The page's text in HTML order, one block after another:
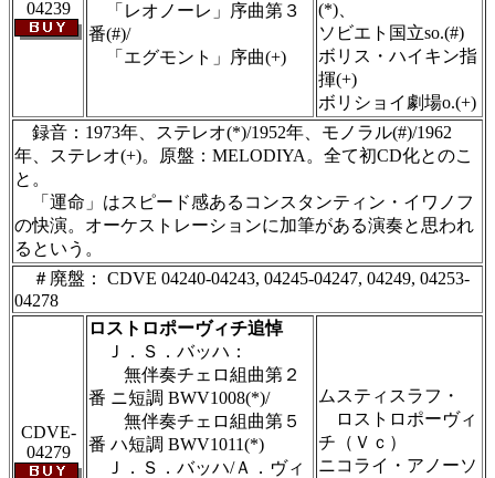
04239
「レオノーレ」序曲第３
番(#)/
「エグモント」序曲(+)
(*)、
ソビエト国立so.(#)
ボリス・ハイキン指
揮(+)
ボリショイ劇場o.(+)
録音：1973年、ステレオ(*)/1952年、モノラル(#)/1962
年、ステレオ(+)。原盤：MELODIYA。全て初CD化とのこ
と。
「運命」はスピード感あるコンスタンティン・イワノフ
の快演。オーケストレーションに加筆がある演奏と思われ
るという。
＃廃盤： CDVE 04240-04243, 04245-04247, 04249, 04253-
04278
CDVE-
04279
ロストロポーヴィチ追悼
Ｊ．Ｓ．バッハ：
無伴奏チェロ組曲第２
番 ニ短調 BWV1008(*)/
無伴奏チェロ組曲第５
番 ハ短調 BWV1011(*)
Ｊ．Ｓ．バッハ/Ａ．ヴィ
ムスティスラフ・
ロストロポーヴィ
チ（Ｖｃ）
ニコライ・アノーソ